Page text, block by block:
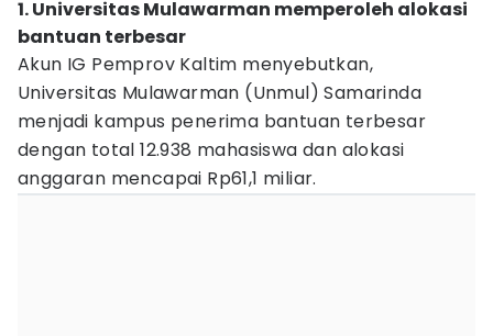
1. Universitas Mulawarman memperoleh alokasi
bantuan terbesar
Akun IG Pemprov Kaltim menyebutkan,
Universitas Mulawarman (Unmul) Samarinda
menjadi kampus penerima bantuan terbesar
dengan total 12.938 mahasiswa dan alokasi
anggaran mencapai Rp61,1 miliar.